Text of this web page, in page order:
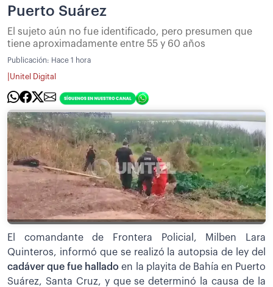
Puerto Suárez
El sujeto aún no fue identificado, pero presumen que
tiene aproximadamente entre 55 y 60 años
Publicación: Hace 1 hora
Unitel Digital
El comandante de Frontera Policial, Milben Lara
Quinteros, informó que se realizó la autopsia de ley del
cadáver que fue hallado en la playita de Bahía en Puerto
Suárez, Santa Cruz, y que se determinó la causa de la